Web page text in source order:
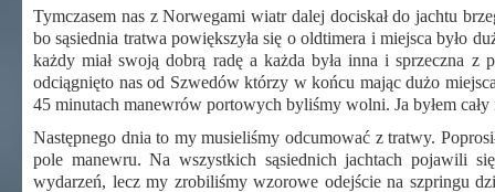
Tymczasem nas z Norwegami wiatr dalej dociskał do jachtu
bo sąsiednia tratwa powiększyła się o oldtimera i miejsca było
każdy miał swoją dobrą radę a każda była inna i sprzeczna
odciągnięto nas od Szwedów którzy w końcu mając dużo
45 minutach manewrów portowych byliśmy wolni. Ja byłem
Następnego dnia to my musieliśmy odcumować z tratwy.
pole manewru. Na wszystkich sąsiednich jachtach pojawili
wydarzeń, lecz my zrobiliśmy wzorowe odejście na szpringu